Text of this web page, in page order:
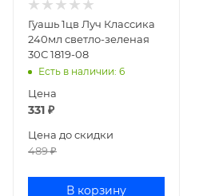
Гуашь 1цв Луч Классика
240мл светло-зеленая
30С 1819-08
Есть в наличии: 6
Цена
331 ₽
Цена до скидки
489₽
В корзину